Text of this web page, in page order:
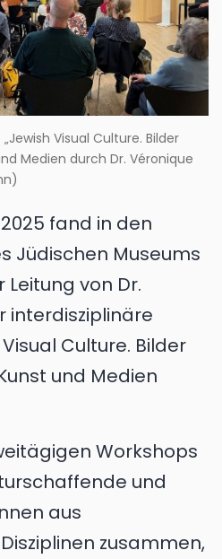
Visual Culture. Bilder
Medien durch Dr. Véronique
2025 fand in den
Jüdischen Museums
von Dr.
interdisziplinäre
Culture. Bilder
und Medien
Workshops
und
aus
zusammen,